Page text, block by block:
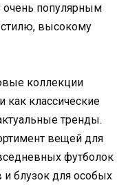
очень популярным
стилю, высокому
коллекции
классические
тренды.
вещей для
футболок
блузок для особых